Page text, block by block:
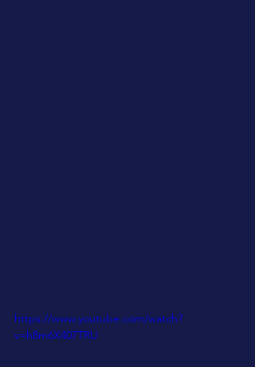
https://www.youtube.com/watch?
v=h8m6X407TRU